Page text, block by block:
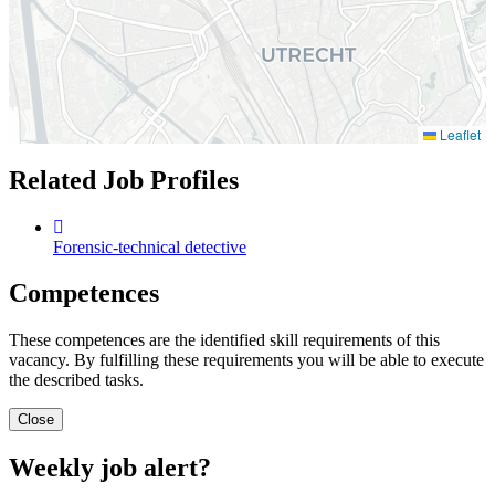
Leaflet
Related Job Profiles
Forensic-technical detective
Competences
These competences are the identified skill requirements of this
vacancy. By fulfilling these requirements you will be able to execute
the described tasks.
Close
Weekly job alert?